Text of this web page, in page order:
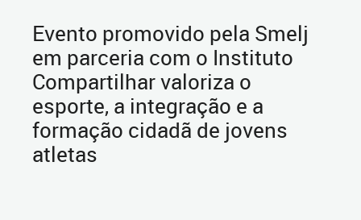
Evento promovido pela Smelj
em parceria com o Instituto
Compartilhar valoriza o
esporte, a integração e a
formação cidadã de jovens
atletas